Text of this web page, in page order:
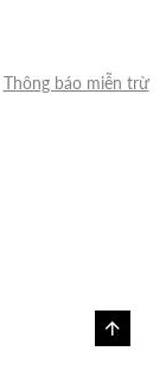
Thông báo miễn trừ